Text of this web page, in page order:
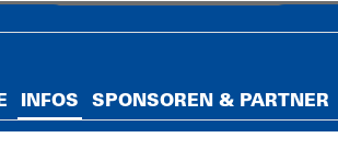
INFOS SPONSOREN & PARTNER